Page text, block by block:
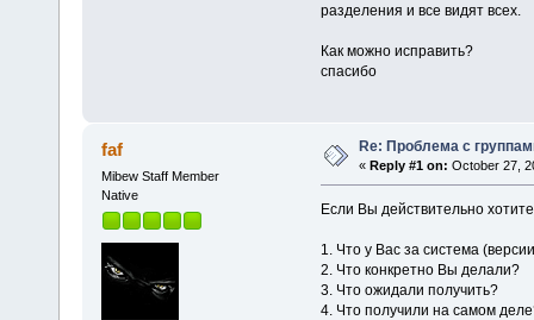
разделения и все видят всех.
Как можно исправить?
спасибо
faf
Mibew Staff Member
Native
Re: Проблема с
« Reply #1 on: October 27,
Если Вы действительно
1. Что у Вас за система
2. Что конкретно Вы делали?
3. Что ожидали получить?
4. Что получили на самом